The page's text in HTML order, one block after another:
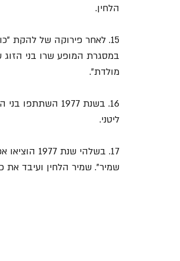
הלחין.
15. לאחר פירוקה של להקת "כוורת" היו שמיר ואשתו חלק מהמופע "אנשים אוהבים לשיר" של
במסגרת המופע שרו בני הזוג
מולדת".
16. בשנת 1977
ליטני.
17.
שמיר". שמיר הלחין ועיבד את